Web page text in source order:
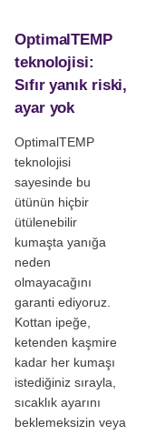
OptimalTEMP
teknolojisi:
Sıfır yanık riski,
ayar yok
OptimalTEMP
teknolojisi
sayesinde bu
ütünün hiçbir
ütülenebilir
kumaşta yanığa
neden
olmayacağını
garanti ediyoruz.
Kottan ipeğe,
ketenden kaşmire
kadar her kumaşı
istediğiniz sırayla,
sıcaklık ayarını
beklemeksizin veya